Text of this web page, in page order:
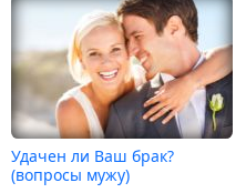
Удачен ли Ваш брак?
(вопросы мужу)